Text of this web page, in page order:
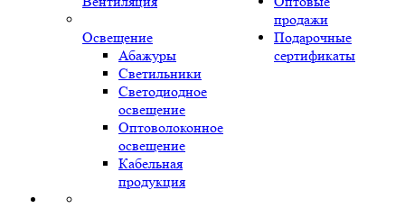
Освещение
Абажуры
Светильники
Светодиодное
освещение
Оптоволоконное
освещение
Кабельная
продукция
продажи
Подарочные
сертификаты